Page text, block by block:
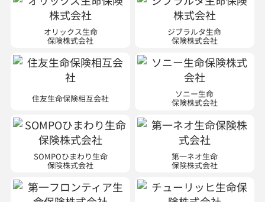
オリックス生命
保険株式会社
ジブラルタ生命
保険株式会社
住友生命保険相互会社 ソニー生命
保険株式会社
SOMPOひまわり生命
保険株式会社
第一ネオ生命
保険株式会社